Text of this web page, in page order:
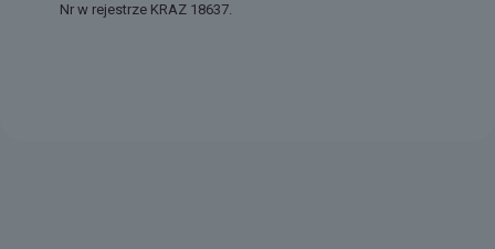
Nr w rejestrze KRAZ 18637.